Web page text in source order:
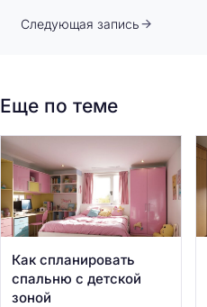
Следующая запись
Еще по теме
Как спланировать
спальню с детской
зоной